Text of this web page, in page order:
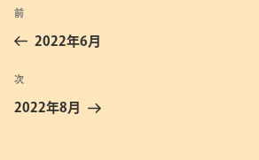
ビ
ゲ
前
の
稿
前
2022年6月
次
の
次
2022年8月